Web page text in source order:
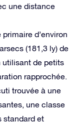
une distance
d’environ
(181,3 ly) de
utilisant de petits
rapprochée.
trouvée à une
une classe
standard et